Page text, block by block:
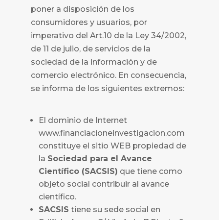
poner a disposición de los
consumidores y usuarios, por
imperativo del Art.10 de la Ley 34/2002,
de 11 de julio, de servicios de la
sociedad de la información y de
comercio electrónico. En consecuencia,
se informa de los siguientes extremos:
El dominio de Internet
www.financiacioneinvestigacion.com
constituye el sitio WEB propiedad de
la Sociedad para el Avance
Científico (SACSIS) que tiene como
objeto social contribuir al avance
científico.
SACSIS tiene su sede social en